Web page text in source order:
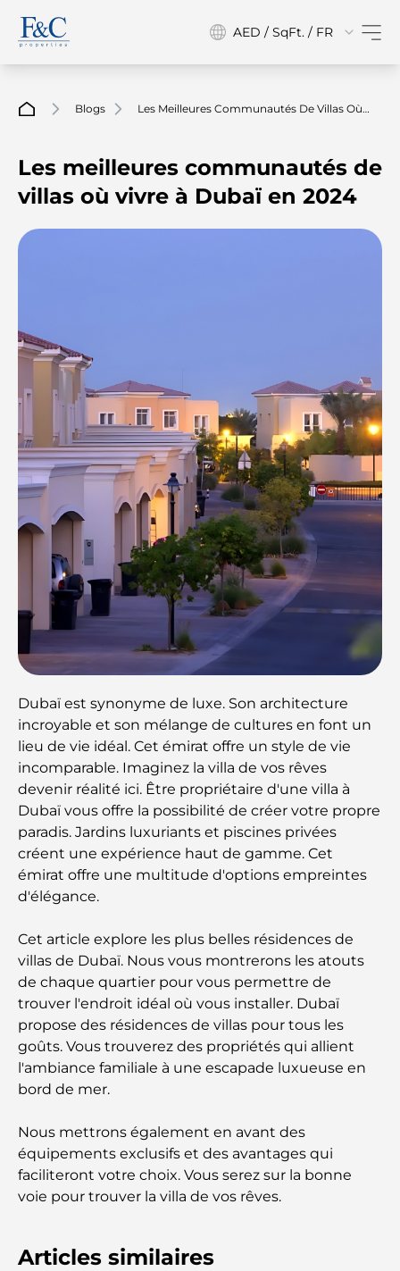
AED / SqFt. / FR
Blogs
Les Meilleures Communautés De Villas Où
Les meilleures communautés de
villas où vivre à Dubaï en 2024
Dubaï est synonyme de luxe. Son architecture
incroyable et son mélange de cultures en font un
lieu de vie idéal. Cet émirat offre un style de vie
incomparable. Imaginez la villa de vos rêves
devenir réalité ici. Être propriétaire d'une villa à
Dubaï vous offre la possibilité de créer votre propre
paradis. Jardins luxuriants et piscines privées
créent une expérience haut de gamme. Cet
émirat offre une multitude d'options empreintes
d'élégance.
Cet article explore les plus belles résidences de
villas de Dubaï. Nous vous montrerons les atouts
de chaque quartier pour vous permettre de
trouver l'endroit idéal où vous installer. Dubaï
propose des résidences de villas pour tous les
goûts. Vous trouverez des propriétés qui allient
l'ambiance familiale à une escapade luxueuse en
bord de mer.
Nous mettrons également en avant des
équipements exclusifs et des avantages qui
faciliteront votre choix. Vous serez sur la bonne
voie pour trouver la villa de vos rêves.
Articles similaires